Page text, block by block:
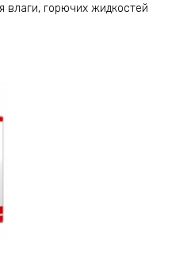
влаги, горючих жидкостей